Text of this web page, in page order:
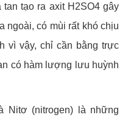
tạo ra axit H2SO4 gây
ngoài, có mùi rất khó chịu
vì vậy, chỉ cần bằng trực
có hàm lượng lưu huỳnh
Nitơ (nitrogen) là những